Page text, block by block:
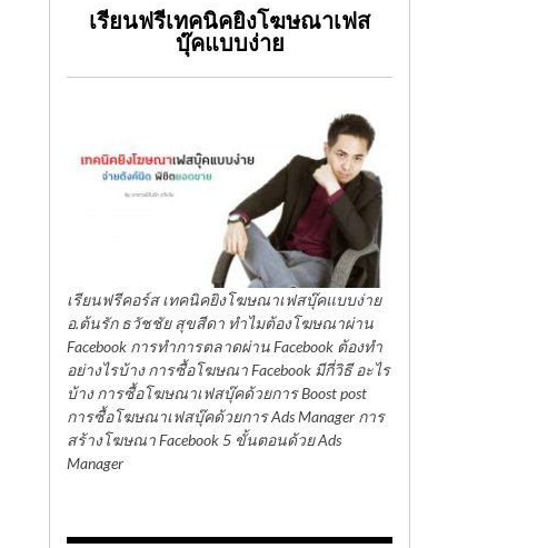
เรียนฟรีเทคนิคยิงโฆษณาเฟส
บุ๊คแบบง่าย
เรียนฟรีคอร์ส เทคนิคยิงโฆษณาเฟสบุ๊คแบบง่าย
อ.ต้นรัก ธวัชชัย สุขสีดา ทำไมต้องโฆษณาผ่าน
Facebook การทำการตลาดผ่าน Facebook ต้องทำ
อย่างไรบ้าง การซื้อโฆษณา Facebook มีกี่วิธี อะไร
บ้าง การซื้อโฆษณาเฟสบุ๊คด้วยการ Boost post
การซื้อโฆษณาเฟสบุ๊คด้วยการ Ads Manager การ
สร้างโฆษณา Facebook 5 ขั้นตอนด้วย Ads
Manager